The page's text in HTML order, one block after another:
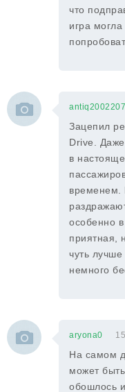
что
игра
antiq2002207
Зацепил
Drive.
в
временем.
особенно
приятная,
чуть
немного
aryona0
На самом
может
обошлось